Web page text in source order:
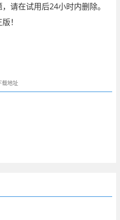
请在试用后24小时内删除。
！
载地址